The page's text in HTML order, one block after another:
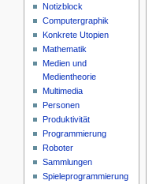
Notizblock
Computergraphik
Konkrete Utopien
Mathematik
Medien und
Medientheorie
Multimedia
Personen
Produktivität
Programmierung
Roboter
Sammlungen
Spieleprogrammierung